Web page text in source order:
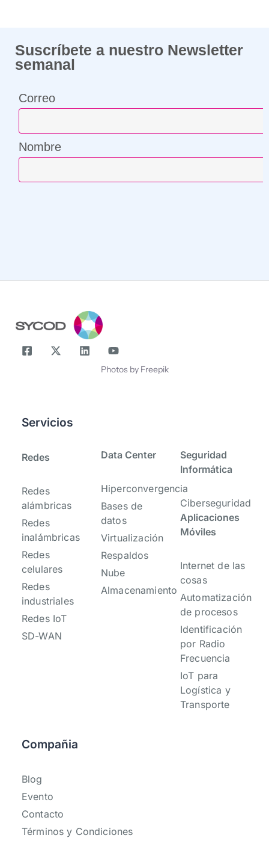
Suscríbete a nuestro Newsletter
semanal
Correo
Nombre
Photos by Freepik
Servicios
Redes
Redes
alámbricas
Redes
inalámbricas
Redes
celulares
Redes
industriales
Redes IoT
SD-WAN
Data Center
Hiperconvergencia
Bases de
datos
Virtualización
Respaldos
Nube
Almacenamiento
Seguridad
Informática
Ciberseguridad
Aplicaciones
Móviles
Internet de las
cosas
Automatización
de procesos
Identificación
por Radio
Frecuencia
IoT para
Logística y
Transporte
Compañia
Blog
Evento
Contacto
Términos y Condiciones